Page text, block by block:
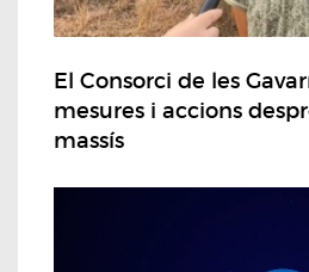
El Consorci de les
mesures i accions
massís